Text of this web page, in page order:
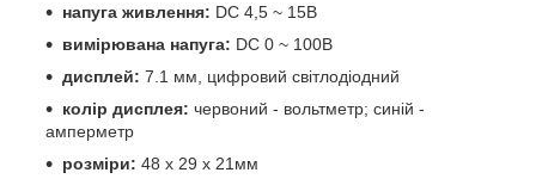
напуга живлення: DC 4,5 ~ 15В
вимірювана напуга: DC 0 ~ 100В
дисплей: 7.1 мм, цифровий світлодіодний
колір дисплея: червоний - вольтметр; синій -
амперметр
розміри: 48 х 29 х 21мм